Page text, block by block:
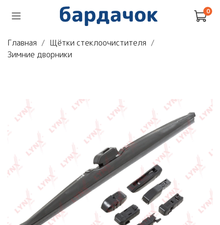
0
Главная
Щётки стеклоочистителя
Зимние дворники